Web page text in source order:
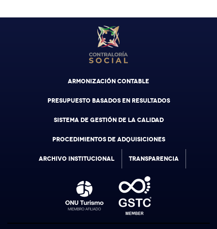
ARMONIZACIÓN CONTABLE
PRESUPUESTO BASADOS EN RESULTADOS
SISTEMA DE GESTIÓN DE LA CALIDAD
PROCEDIMIENTOS DE ADQUISICIONES
ARCHIVO INSTITUCIONAL TRANSPARENCIA